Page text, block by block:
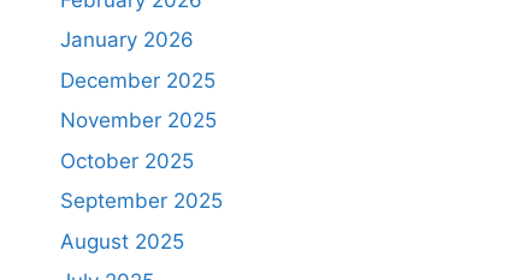
January 2026
December 2025
November 2025
October 2025
September 2025
August 2025